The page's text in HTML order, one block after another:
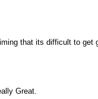
that its difficult to get
Great.